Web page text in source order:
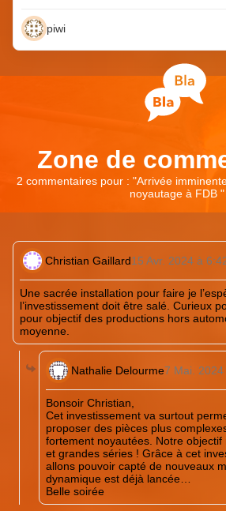
piwi
Zone de
2 commentaires pour : "Arrivée
noyautage à FDB "
Christian Gaillard15 Avr. 2024 à
Une sacrée installation pour faire je
l’investissement doit être salé. Curieux
pour objectif des productions hors
moyenne.
Nathalie Delourme7 Mai.
Bonsoir Christian,
Cet investissement va surtout
proposer des pièces plus
fortement noyautées. Notre
et grandes séries ! Grâce à cet
allons pouvoir capté de nouveaux
dynamique est déjà lancée…
Belle soirée